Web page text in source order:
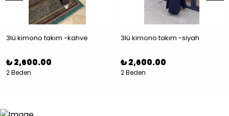
3lü kimono takım -kahve
₺ 2,600.00
2 Beden
3lü kimono takım -siyah
₺ 2,600.00
2 Beden